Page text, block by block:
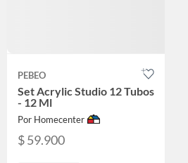
PEBEO
Set Acrylic Studio 12 Tubos
- 12 Ml
Por Homecenter
$ 59.900